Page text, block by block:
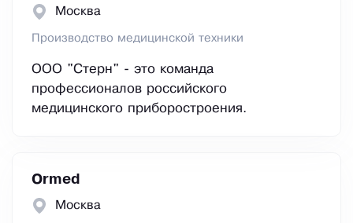
Москва
Производство медицинской техники
ООО "Стерн" - это команда
профессионалов российского
медицинского приборостроения.
Ormed
Москва